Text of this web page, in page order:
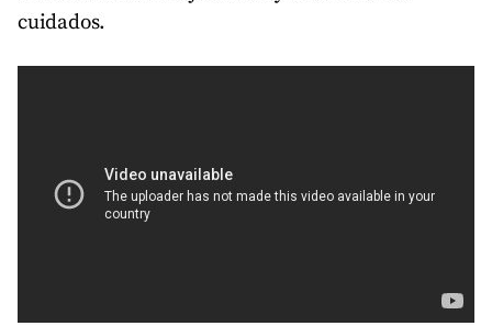
cuidados.